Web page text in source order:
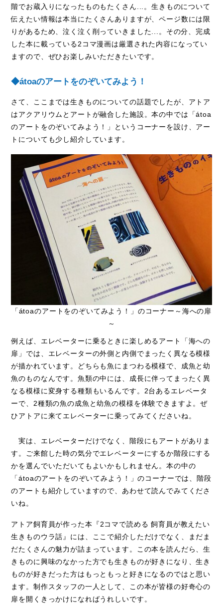
階でお蔵入りになったものもたくさん...。生きものについて
伝えたい情報は本当にたくさんありますが、ページ数には限
りがあるため、泣く泣く削っていきました...。その分、完成
した本に載っている2 コマ漫画は厳選された内容になってい
ますので、ぜひお楽しみいただきたいです。
◆átoaのアートをのぞいてみよう！
さて、ここまでは生きものについての話題でしたが、アトア
はアクアリウムとアートが融合した施設。本の中では「átoa
のアートをのぞいてみよう！」というコーナーを設け、アー
トについても少し紹介しています。
「átoaのアートをのぞいてみよう！」のコーナー～海への扉
～
例えば、エレベーターに乗るときに楽しめるアート「海への
扉」では、エレベーターの外側と内側でまったく異なる模様
が描かれています。どちらも魚にまつわる模様で、成魚と幼
魚のものなんです。魚類の中には、成長に伴ってまったく異
なる模様に変身する種類もいるんです。2台あるエレベータ
ーで、2種類の魚の成魚と幼魚の模様を体験できますよ。ぜ
ひアトアに来てエレベーターに乗ってみてくださいね。
実は、エレベーターだけでなく、階段にもアートがありま
す。ご来館した時の気分でエレベーターにするか階段にする
かを選んでいただいてもよいかもしれません。本の中の
「átoaのアートをのぞいてみよう！」のコーナーでは、階段
のアートも紹介していますので、あわせて読んでみてくださ
いね。
アトア飼育員が作った本『2コマで読める 飼育員が教えたい
生きものウラ話』には、ここで紹介しただけでなく、まだま
だたくさんの魅力が詰まっています。この本を読んだら、生
きものに興味のなかった方でも生きものが好きになり、生き
ものが好きだった方はもっともっと好きになるのではと思い
ます。制作スタッフの一人として、この本が皆様の好奇心の
扉を開くきっかけになればうれしいです。